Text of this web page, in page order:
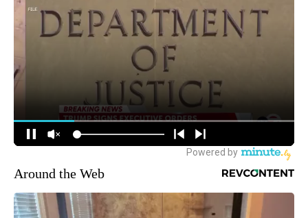
Around the Web